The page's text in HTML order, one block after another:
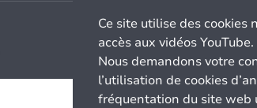
Ce site utilise des cookies
accès aux vidéos YouTube.
Nous demandons votre
l’utilisation de cookies
fréquentation du site web